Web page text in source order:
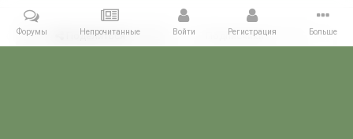
Поделиться Подписчики 0
Форумы Непрочитанные Войти Регистрация Больше